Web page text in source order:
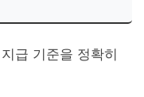
급 기준을 정확히